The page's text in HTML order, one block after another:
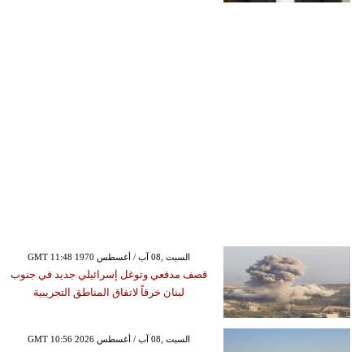
GMT 11:48 1970 السبت ,08 آب / أغسطس
قصف مدفعي وتوغل إسرائيلي جديد في جنوب
لبنان خرقاً لاتفاق المناطق التجريبية
GMT 10:56 2026 السبت ,08 آب / أغسطس